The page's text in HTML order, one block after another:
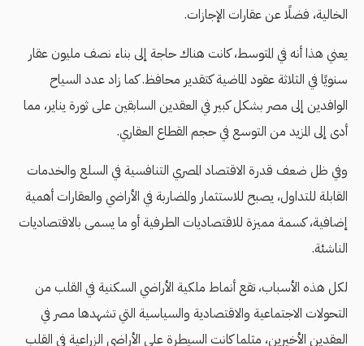
الخالية، فضلًا عن عقارات الإجازات.
يعني هذا أنه في المتوسط، كانت هناك حاجة إلى بناء نصف مليون عقار
سنويًا في الثلاثة عقود الماضية كتقدير محافظ. كما زاد عدد السياح
الوافدين إلى مصر بشكل كبير في العقدين السابقين على ثورة يناير، مما
أدى إلى المزيد من التوسع في حجم القطاع العقاري.
وفي ظل ضعف قدرة الاقتصاد المصري التنافسية في السلع والخدمات
القابلة للتداول، يصبح للاستثمار والمضاربة في الأراضي والعقارات أهمية
إضافية، كسمة مميزة للاقتصاديات الطرفية أو ما يسمى بالاقتصاديات
الناشئة.
لكل هذه الأسباب، تقع أنماط ملكية الأراضي السكنية في القلب من
التحولات الاجتماعية والاقتصادية والسياسية التي تشهدها مصر في
العقدين الأخيرين، مثلما كانت السيطرة على الأراضي الزراعية في القلب